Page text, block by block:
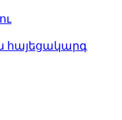
հայեցակարգ